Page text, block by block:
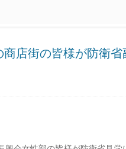
商店街の皆様が防衛